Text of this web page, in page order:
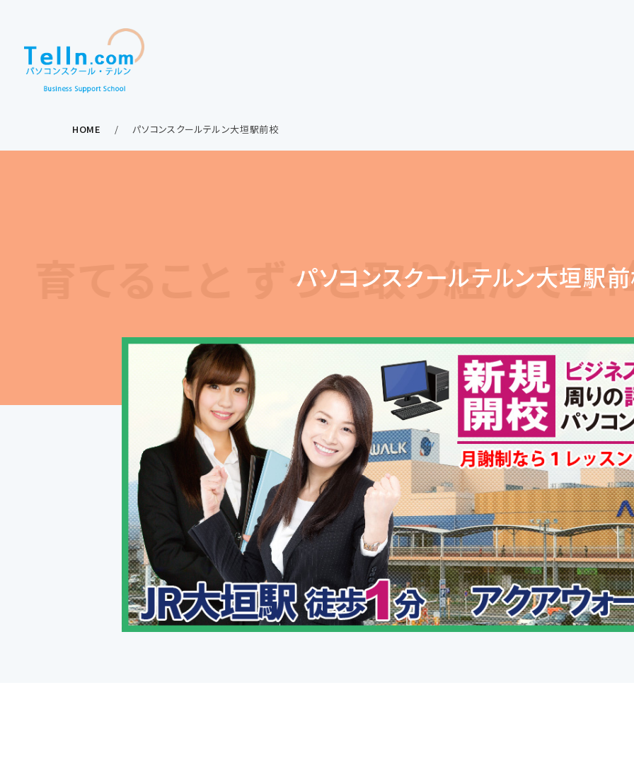
HOME パソコンスクールテルン大垣駅前校
ず―――っと取り組んで24年
パソコンスクールテルン大垣駅